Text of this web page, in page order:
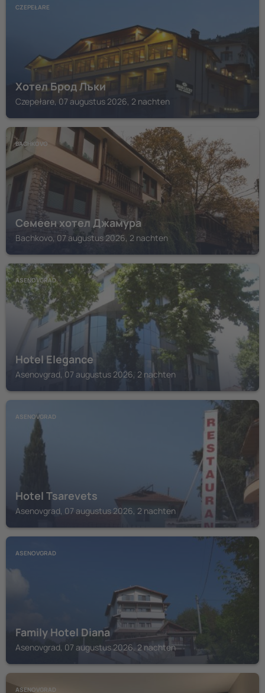
CZEPEŁARE
Хотел Брод Лъки
Czepełare, 07 augustus 2026, 2 nachten
BACHKOVO
Семеен хотел Джамура
Bachkovo, 07 augustus 2026, 2 nachten
ASENOVGRAD
Hotel Elegance
Asenovgrad, 07 augustus 2026, 2 nachten
ASENOVGRAD
Hotel Tsarevets
Asenovgrad, 07 augustus 2026, 2 nachten
ASENOVGRAD
Family Hotel Diana
Asenovgrad, 07 augustus 2026, 2 nachten
ASENOVGRAD